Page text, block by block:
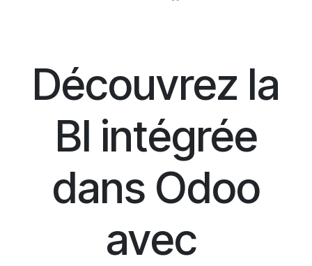
Découvrez la
BI intégrée
dans Odoo
avec